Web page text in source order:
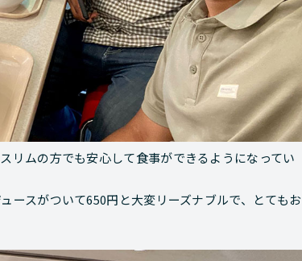
リムの方でも安心して食事ができるようになってい
ースがついて650円と大変リーズナブルで、とてもお